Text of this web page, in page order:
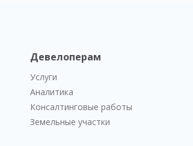
Девелоперам
Услуги
Аналитика
Консалтинговые работы
Земельные участки